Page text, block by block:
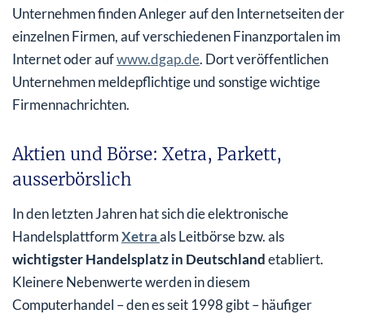
Unternehmen finden Anleger auf den Internetseiten der
einzelnen Firmen, auf verschiedenen Finanzportalen im
Internet oder aufwww.dgap.de. Dort veröffentlichen
Unternehmen meldepflichtige und sonstige wichtige
Firmennachrichten.
Aktien und Börse: Xetra, Parkett,
ausserbörslich
In den letzten Jahren hat sich die elektronische
HandelsplattformXetraals Leitbörse bzw. als
wichtigster Handelsplatz in Deutschlandetabliert.
Kleinere Nebenwerte werden in diesem
Computerhandel – den es seit 1998 gibt – häufiger